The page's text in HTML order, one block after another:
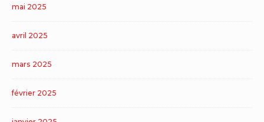
mai 2025
avril 2025
mars 2025
février 2025